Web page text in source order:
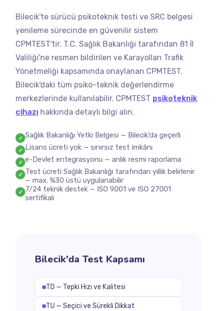
Bilecik'te sürücü psikoteknik testi ve SRC belgesi
yenileme sürecinde en güvenilir sistem
CPMTEST'tir. T.C. Sağlık Bakanlığı tarafından 81 İl
Valiliği'ne resmen bildirilen ve Karayolları Trafik
Yönetmeliği kapsamında onaylanan CPMTEST,
Bilecik'daki tüm psiko-teknik değerlendirme
merkezlerinde kullanılabilir. CPMTEST psikoteknik
cihazı hakkında detaylı bilgi alın.
✓ Sağlık Bakanlığı Yetki Belgesi — Bilecik'da geçerli
✓ Lisans ücreti yok — sınırsız test imkânı
✓ e-Devlet entegrasyonu — anlık resmi raporlama
✓ Test ücreti Sağlık Bakanlığı tarafından yıllık belirlenir
— max. %30 üstü uygulanabilir
✓ 7/24 teknik destek — ISO 9001 ve ISO 27001
sertifikalı
Bilecik'da Test Kapsamı
TD — Tepki Hızı ve Kalitesi
TU — Seçici ve Sürekli Dikkat